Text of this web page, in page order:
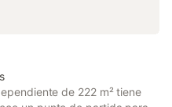
de 222 m² tiene